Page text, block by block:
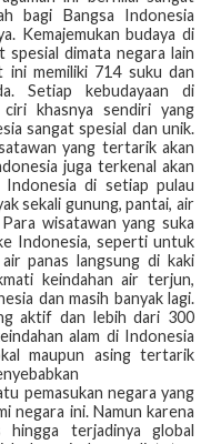
bagi Bangsa Indonesia
Kemajemukan budaya di
dimata negara lain
ini memiliki 714 suku dan
Setiap kebudayaan di
khasnya sendiri yang
sangat spesial dan unik.
yang tertarik akan
juga terkenal akan
Indonesia di setiap pulau
sekali gunung, pantai, air
wisatawan yang suka
Indonesia, seperti untuk
panas langsung di kaki
keindahan air terjun,
dan masih banyak lagi.
aktif dan lebih dari 300
alam di Indonesia
maupun asing tertarik
pemasukan negara yang
negara ini. Namun karena
hingga terjadinya global